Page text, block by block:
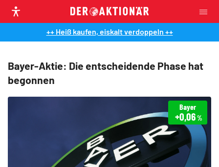
++ Heiß kaufen, eiskalt verdoppeln ++
Bayer-Aktie: Die entscheidende Phase hat
begonnen
Bayer
+0,06%